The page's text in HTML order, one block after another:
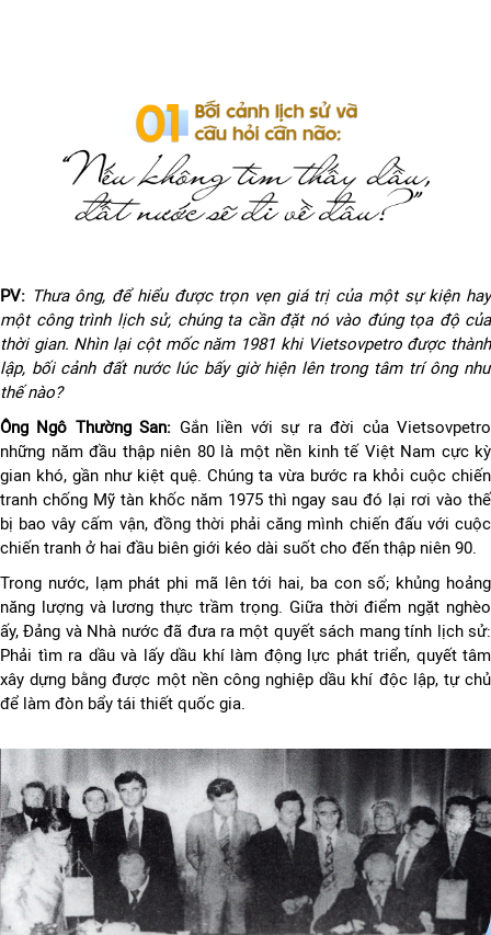
PV: Thưa ông, để hiểu được trọn vẹn giá trị của một sự kiện hay
một công trình lịch sử, chúng ta cần đặt nó vào đúng tọa độ của
thời gian. Nhìn lại cột mốc năm 1981 khi Vietsovpetro được thành
lập, bối cảnh đất nước lúc bấy giờ hiện lên trong tâm trí ông như
thế nào?
Ông Ngô Thường San: Gắn liền với sự ra đời của Vietsovpetro
những năm đầu thập niên 80 là một nền kinh tế Việt Nam cực kỳ
gian khó, gần như kiệt quệ. Chúng ta vừa bước ra khỏi cuộc chiến
tranh chống Mỹ tàn khốc năm 1975 thì ngay sau đó lại rơi vào thế
bị bao vây cấm vận, đồng thời phải căng mình chiến đấu với cuộc
chiến tranh ở hai đầu biên giới kéo dài suốt cho đến thập niên 90.
Trong nước, lạm phát phi mã lên tới hai, ba con số; khủng hoảng
năng lượng và lương thực trầm trọng. Giữa thời điểm ngặt nghèo
ấy, Đảng và Nhà nước đã đưa ra một quyết sách mang tính lịch sử:
Phải tìm ra dầu và lấy dầu khí làm động lực phát triển, quyết tâm
xây dựng bằng được một nền công nghiệp dầu khí độc lập, tự chủ
để làm đòn bẩy tái thiết quốc gia.